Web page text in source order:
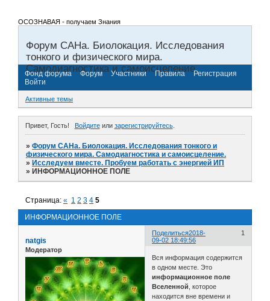
ОСОЗНАВАЯ - получаем Знания
Форум САНа. Биолокация. Исследования
тонкого и физического мира.
Самодиагностика и самоисцеление.
Фонд форума Форум Участники Правила
Регистрация
Войти
Активные темы
Привет, Гость! Войдитеили зарегистрируйтесь.
»Форум САНа. Биолокация. Исследования тонкого и
физического мира. Самодиагностика и самоисцеление.
»Исследуем вместе. Пробуем работать с энергией ИП
»ИНФОРМАЦИОННОЕ ПОЛЕ
ИНФОРМАЦИОННОЕ ПОЛЕ
Страница:« 1 2 3 4 5
Поделиться 1
2018-
09-02 18:49:56
natgis
Модератор
Вся информация содержится
в одном месте. Это
информационное поле
Вселенной , которое
находится вне времени и